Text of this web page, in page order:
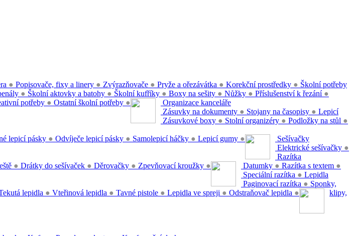
● Popisovače, fixy a linery ● Zvýrazňovače ● Pryže a ořezávátka ● Korekční prostředky ● Školní potřeby
● Školní aktovky a batohy ● Školní kufříky ● Boxy na sešity ● Nůžky ● Příslušenství k řezání ●
potřeby ● Ostatní školní potřeby ●
Organizace kanceláře
Zásuvky na dokumenty ● Stojany na časopisy ●
Zásuvkové boxy ● Stolní organizéry ● Podložky na stůl ●
Lepicí
lepicí pásky ● Odvíječe lepicí pásky ● Samolepicí háčky ● Lepicí gumy ●
Sešívačky
Elektrické sešívačky ●
● Drátky do sešívaček ● Děrovačky ● Zpevňovací kroužky ●
Razítka
Datumky ● Razítka s textem ●
Speciální razítka ●
Paginovací razítka ●
Lepidla
lepidla ● Vteřinová lepidla ● Tavné pistole ● Lepidla ve spreji ● Odstraňovač lepidla ●
Sponky,
klipy,